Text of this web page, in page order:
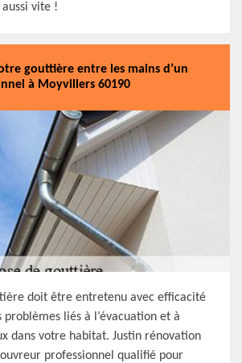
aussi vite !
gouttière entre les mains d’un
à Moyvillers 60190
doit être entretenu avec efficacité
liés à l’évacuation et à
dans votre habitat. Justin rénovation
professionnel qualifié pour